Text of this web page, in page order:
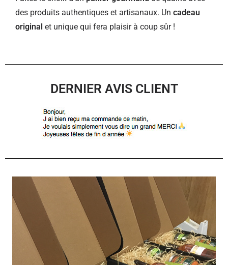
des produits authentiques et artisanaux. Un cadeau
original et unique qui fera plaisir à coup sûr !
DERNIER AVIS CLIENT